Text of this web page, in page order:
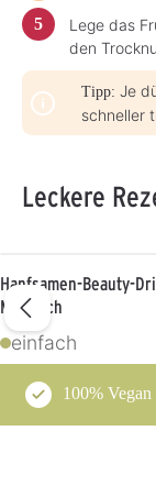
Lege das
den
Tipp: Je
schneller
Leckere
Hanfsamen-Beauty-
Martwich
einfach
100% Vegan